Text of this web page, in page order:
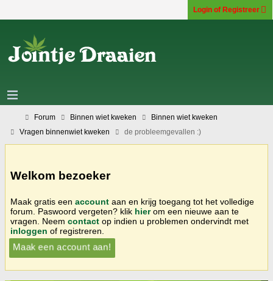
Login of Registreer
Forum Binnen wiet kweken
Binnen wiet kweken
Vragen binnenwiet kweken
de probleemgevallen :)
Welkom bezoeker
Maak gratis een account aan en krijg toegang tot het volledige
forum. Paswoord vergeten? klik hierom een nieuwe aan te
vragen. Neem contact op indien u problemen ondervindt met
inloggen of registreren.
Maak een account aan!